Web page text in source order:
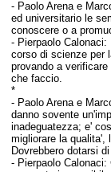
- Paolo Arena e
ed universitario le
conoscere o a
- Pierpaolo Calonaci:
corso di scienze per
provando a
che faccio.
*
- Paolo Arena e
danno sovente
inadeguatezza; e'
migliorare la qualita',
Dovrebbero dotarsi
- Pierpaolo Calonaci: